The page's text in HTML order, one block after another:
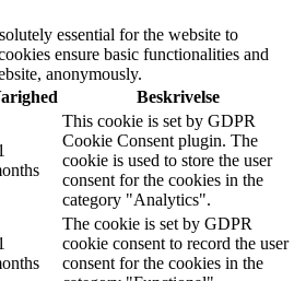
essential for the website to
ensure basic functionalities and
anonymously.
Beskrivelse
This cookie is set by GDPR
Cookie Consent plugin. The
cookie is used to store the user
consent for the cookies in the
category "Analytics".
The cookie is set by GDPR
cookie consent to record the user
consent for the cookies in the